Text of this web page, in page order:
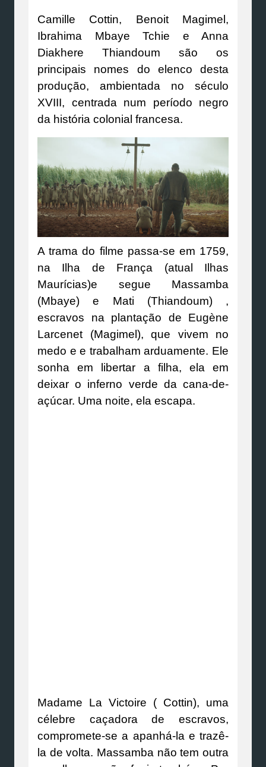
Camille Cottin, Benoit Magimel,
Ibrahima Mbaye Tchie e Anna
Diakhere Thiandoum são os
principais nomes do elenco desta
produção, ambientada no século
XVIII, centrada num período negro
da história colonial francesa.
A trama do filme passa-se em 1759,
na Ilha de França (atual Ilhas
Maurícias)e segue Massamba
(Mbaye) e Mati (Thiandoum) ,
escravos na plantação de Eugène
Larcenet (Magimel), que vivem no
medo e e trabalham arduamente. Ele
sonha em libertar a filha, ela em
deixar o inferno verde da cana-de-
açúcar. Uma noite, ela escapa.
Madame La Victoire ( Cottin), uma
célebre caçadora de escravos,
compromete-se a apanhá-la e trazê-
la de volta. Massamba não tem outra